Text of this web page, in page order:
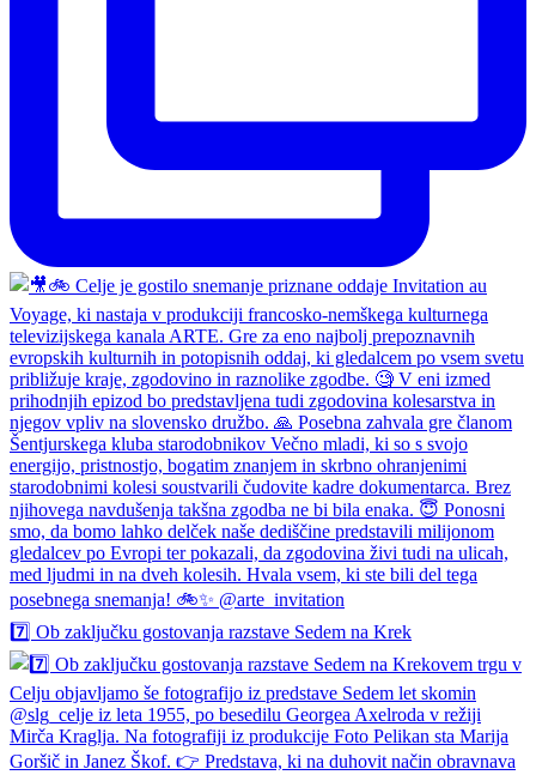
7️⃣ Ob zaključku gostovanja razstave Sedem na Krek